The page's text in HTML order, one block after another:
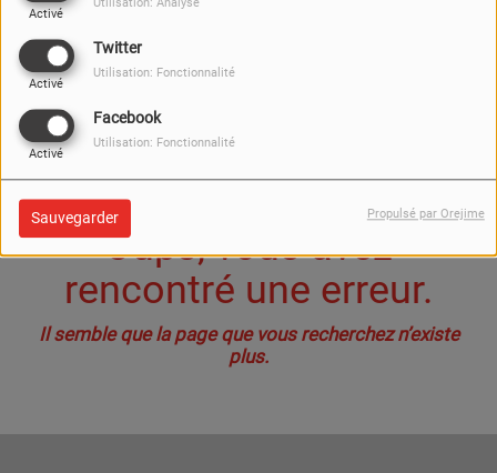
Activé
Utilisation: Analyse
Twitter
Activé
Utilisation: Fonctionnalité
Facebook
Activé
Utilisation: Fonctionnalité
Sauvegarder Propulsé par Orejime
Oups, vous avez
rencontré une erreur.
Il semble que la page que vous recherchez n’existe
plus.